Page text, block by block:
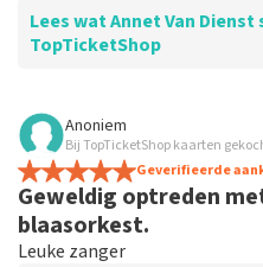
Lees wat Annet Van
TopTicketShop
Beoordeling van Annet Van
prima
Anoniem
Bij TopTicketShop kaarten
Geverifieerde
Geweldig optreden
blaasorkest.
Leuke zanger